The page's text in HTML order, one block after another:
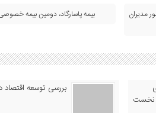
مدیران
بیمه پاسارگاد، دومین بیمه
نخست
بررسی توسعه اقتصاد